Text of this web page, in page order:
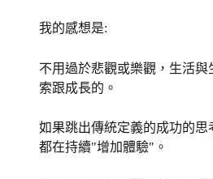
我的感想是:
不用過於悲觀或樂觀，生活與
索跟成長的。
如果跳出傳統定義的成功的思
都在持續"增加體驗"。